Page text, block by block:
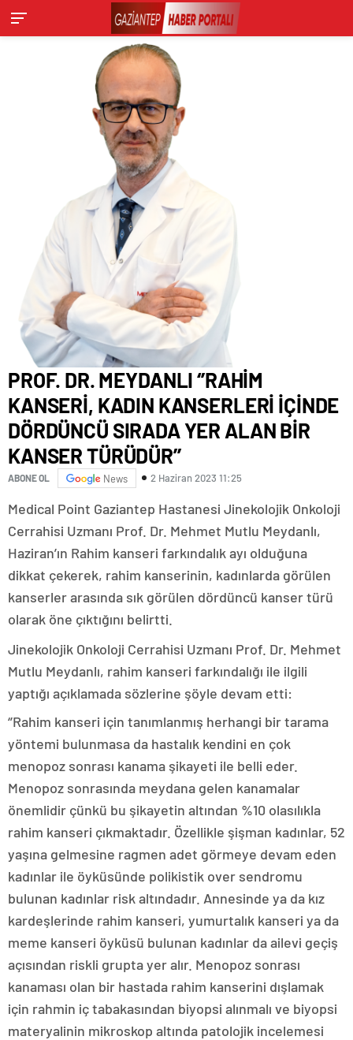
BİR KANSER TÜRÜDÜR’’
PROF. DR. MEYDANLI ‘’RAHİM
KANSERİ, KADIN KANSERLERİ İÇİNDE
DÖRDÜNCÜ SIRADA YER ALAN BİR
KANSER TÜRÜDÜR’’
ABONE OL News 2 Haziran 2023 11:25
Medical Point Gaziantep Hastanesi Jinekolojik Onkoloji
Cerrahisi Uzmanı Prof. Dr. Mehmet Mutlu Meydanlı,
Haziran’ın Rahim kanseri farkındalık ayı olduğuna
dikkat çekerek, rahim kanserinin, kadınlarda görülen
kanserler arasında sık görülen dördüncü kanser türü
olarak öne çıktığını belirtti.
Jinekolojik Onkoloji Cerrahisi Uzmanı Prof. Dr. Mehmet
Mutlu Meydanlı, rahim kanseri farkındalığı ile ilgili
yaptığı açıklamada sözlerine şöyle devam etti:
‘’Rahim kanseri için tanımlanmış herhangi bir tarama
yöntemi bulunmasa da hastalık kendini en çok
menopoz sonrası kanama şikayeti ile belli eder.
Menopoz sonrasında meydana gelen kanamalar
önemlidir çünkü bu şikayetin altından %10 olasılıkla
rahim kanseri çıkmaktadır. Özellikle şişman kadınlar, 52
yaşına gelmesine ragmen adet görmeye devam eden
kadınlar ile öyküsünde polikistik over sendromu
bulunan kadınlar risk altındadır. Annesinde ya da kız
kardeşlerinde rahim kanseri, yumurtalık kanseri ya da
meme kanseri öyküsü bulunan kadınlar da ailevi geçiş
açısından riskli grupta yer alır. Menopoz sonrası
kanaması olan bir hastada rahim kanserini dışlamak
için rahmin iç tabakasından biyopsi alınmalı ve biyopsi
materyalinin mikroskop altında patolojik incelemesi